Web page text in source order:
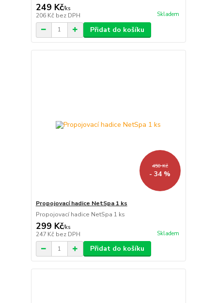
249 Kč/ks
206 Kč bez DPH Skladem
Přidat do košíku
450 Kč
- 34 %
Propojovací hadice NetSpa 1 ks
Propojovací hadice NetSpa 1 ks
299 Kč/ks
247 Kč bez DPH Skladem
Přidat do košíku